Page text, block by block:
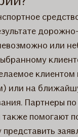
или
клиентом
или на
Партнеры
помогают